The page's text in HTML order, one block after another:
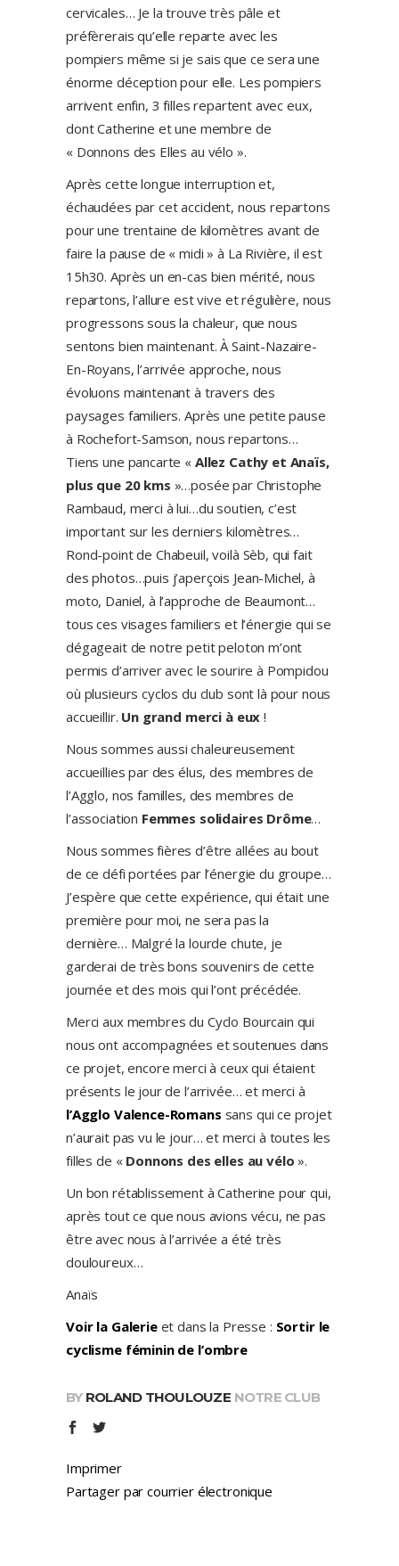
cervicales… Je la trouve très pâle et
préfèrerais qu’elle reparte avec les
pompiers même si je sais que ce sera une
énorme déception pour elle. Les pompiers
arrivent enfin, 3 filles repartent avec eux,
dont Catherine et une membre de
« Donnons des Elles au vélo ».
Après cette longue interruption et,
échaudées par cet accident, nous repartons
pour une trentaine de kilomètres avant de
faire la pause de « midi » à La Rivière, il est
15h30. Après un en-cas bien mérité, nous
repartons, l’allure est vive et régulière, nous
progressons sous la chaleur, que nous
sentons bien maintenant. À Saint-Nazaire-
En-Royans, l’arrivée approche, nous
évoluons maintenant à travers des
paysages familiers. Après une petite pause
à Rochefort-Samson, nous repartons…
Tiens une pancarte « Allez Cathy et Anaïs,
plus que 20 kms »…posée par Christophe
Rambaud, merci à lui…du soutien, c’est
important sur les derniers kilomètres…
Rond-point de Chabeuil, voilà Sèb, qui fait
des photos…puis j’aperçois Jean-Michel, à
moto, Daniel, à l’approche de Beaumont…
tous ces visages familiers et l’énergie qui se
dégageait de notre petit peloton m’ont
permis d’arriver avec le sourire à Pompidou
où plusieurs cyclos du club sont là pour nous
accueillir. Un grand merci à eux !
Nous sommes aussi chaleureusement
accueillies par des élus, des membres de
l’Agglo, nos familles, des membres de
l’association Femmes solidaires Drôme…
Nous sommes fières d’être allées au bout
de ce défi portées par l’énergie du groupe…
J’espère que cette expérience, qui était une
première pour moi, ne sera pas la
dernière… Malgré la lourde chute, je
garderai de très bons souvenirs de cette
journée et des mois qui l’ont précédée.
Merci aux membres du Cyclo Bourcain qui
nous ont accompagnées et soutenues dans
ce projet, encore merci à ceux qui étaient
présents le jour de l’arrivée… et merci à
l’Agglo Valence-Romans sans qui ce projet
n’aurait pas vu le jour… et merci à toutes les
filles de « Donnons des elles au vélo ».
Un bon rétablissement à Catherine pour qui,
après tout ce que nous avions vécu, ne pas
être avec nous à l’arrivée a été très
douloureux…
Anaïs
Voir la Galerieet dans la Presse : Sortir le
cyclisme féminin de l’ombre
BY ROLAND THOULOUZE NOTRE CLUB
Imprimer
Partager par courrier électronique